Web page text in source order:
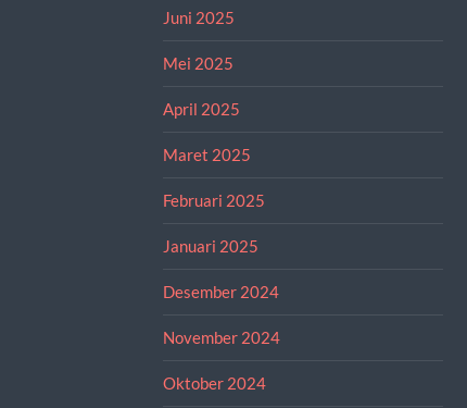
Juni 2025
Mei 2025
April 2025
Maret 2025
Februari 2025
Januari 2025
Desember 2024
November 2024
Oktober 2024